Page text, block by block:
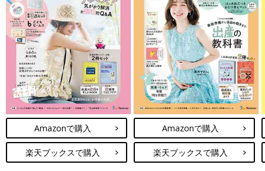
Amazonで購入
楽天ブックスで購入
Amazonで購入
楽天ブックスで購入